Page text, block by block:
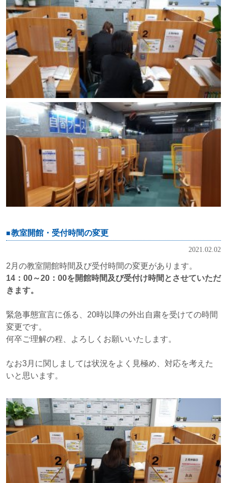
教室開館・受付時間の変更
2021.02.02
2月の教室開館時間及び受付時間の変更があります。
14：00～20：00を開館時間及び受付け時間とさせていただ
きます。
緊急事態宣言に係る、20時以降の外出自粛を受けての時間
変更です。
何卒ご理解の程、よろしくお願いいたします。
なお3月に関しましては状況をよく見極め、対応を考えた
いと思います。